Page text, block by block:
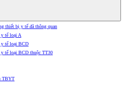
thiết bị y tế đã thông quan
tế loại A
y tế loại BCD
tế loại BCD thuộc TT30
TBYT